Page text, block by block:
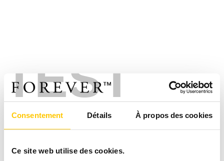
TEST
Consentement Détails À propos des cookies
Ce site web utilise des cookies.